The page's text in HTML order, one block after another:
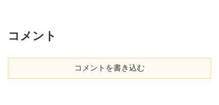
コメント
コメントを書き込む